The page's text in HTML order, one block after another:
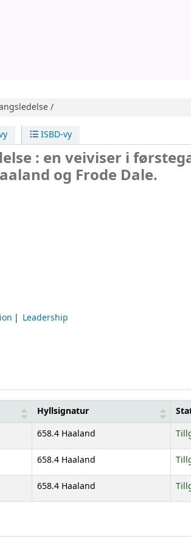
/
ISBD-vy
: en veiviser i
og Frode Dale.
Leadership
Hyllsignatur
658.4 Haaland
658.4 Haaland
658.4 Haaland